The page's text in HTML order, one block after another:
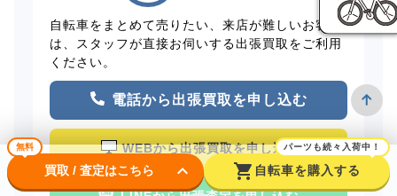
自転車をまとめて売りたい、来店が難しいお客様
は、スタッフが直接お伺いする出張買取をご利用
ください。
電話から出張買取を申し込む
WEBから出張買取を申し込む
無料
買取 / 査定はこちら keyboard_arrow_down shopping_cart
パーツも続々入荷中！
自転車を購入する